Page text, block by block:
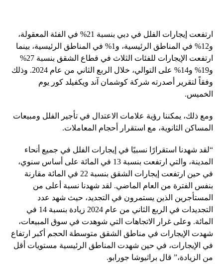
ارتفعت إيجارات الفلل في دبي بنسبة 21% في الفئة المعقولة،
و12% في المناطق الرئيسية، و1% في المناطق الرئيسية، بينما
ارتفعت الإيجارات للفئات الثلاث في قطاع الشقق بنسبة 27%
و19% و14% على التوالي، خلال الربع الثاني من عام 2024. وذلك
وفقاً لتقرير أصدرته شركة كوشمان آند ويكفيلد كور يوم
الخميس.
ومع ذلك، يمكننا رؤية علامات الاعتدال في تأجير الفلل ومبيعات
المساكن الثانوية، مع استقرار أحجام المعاملات.
“لقد شهدنا استقرارًا نسبيًا في إيجارات الفلل في جميع أنحاء
المدينة، والتي ارتفعت بنسبة 13 في المائة على أساس سنوي،
في حين ارتفعت إيجارات الشقق بنسبة 22 في المائة مقارنة
بنفس الفترة من العام الماضي. لقد شهدنا نسبة أعلى من
المستأجرين الذين يستمرون في التجديد، حيث شهد عدد
التجديدات في الربع الثاني من عام 2024 زيادة بنسبة 14 في
المائة. وعلى غرار الاتجاهات التي شوهدت في سوق المبيعات،
شهدت الإيجارات في مناطق الشقق متوسطة الحجم أكبر ارتفاع
في الإيجارات، في حين شهدت المناطق الرئيسية مستويات أقل
من الزيادة،” قال براثيوشا جورابو.